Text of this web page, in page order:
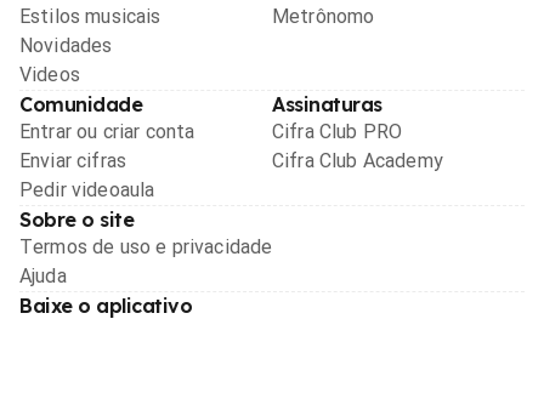
Estilos musicais
Novidades
Videos
Metrônomo
Comunidade
Entrar ou criar conta
Enviar cifras
Pedir videoaula
Assinaturas
Cifra Club PRO
Cifra Club Academy
Sobre o site
Termos de uso e privacidade
Ajuda
Baixe o aplicativo